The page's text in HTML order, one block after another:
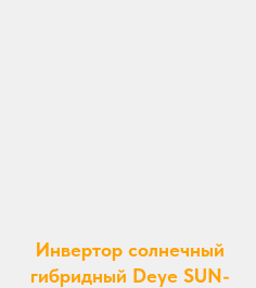
Инвертор солнечный
гибридный Deye SUN-